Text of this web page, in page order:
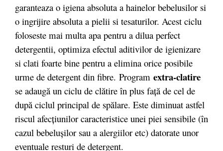
garanteaza o igiena absoluta a hainelor bebelusilor si
o ingrijire absoluta a pielii si tesaturilor. Acest ciclu
foloseste mai multa apa pentru a dilua perfect
detergentii, optimiza efectul aditivilor de igienizare
si clati foarte bine pentru a elimina orice posibile
urme de detergent din fibre. Program extra-clatire
se adaugă un ciclu de clătire în plus faţă de cel de
după ciclul principal de spălare. Este diminuat astfel
riscul afecţiunilor caracteristice unei piei sensibile (în
cazul bebeluşilor sau a alergiilor etc) datorate unor
eventuale resturi de detergent.